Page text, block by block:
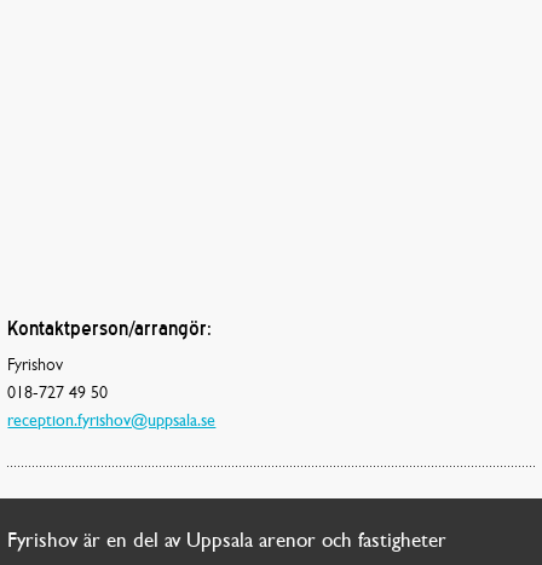
Kontaktperson/arrangör:
Fyrishov
018-727 49 50
reception.fyrishov@uppsala.se
Fyrishov är en del av Uppsala arenor och fastigheter